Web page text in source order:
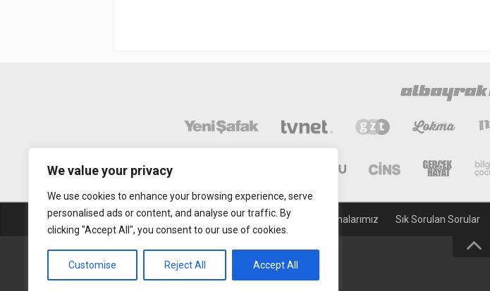
We value your privacy
We use cookies to enhance your browsing experience, serve
personalised ads or content, and analyse our traffic. By
clicking "Accept All", you consent to our use of cookies.
Customise Reject All Accept All
Abonelik Mobil Uygulamalarımız Sık Sorulan Sorular
Gerçek Hayat © 2015. Her hakkı sakldır.